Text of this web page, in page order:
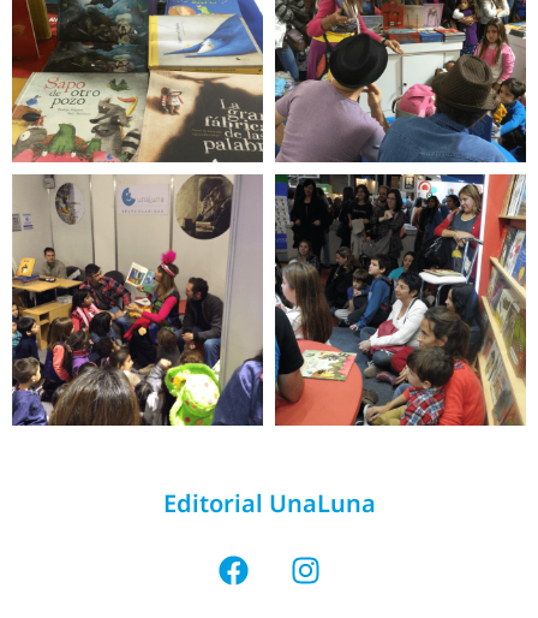
Editorial UnaLuna